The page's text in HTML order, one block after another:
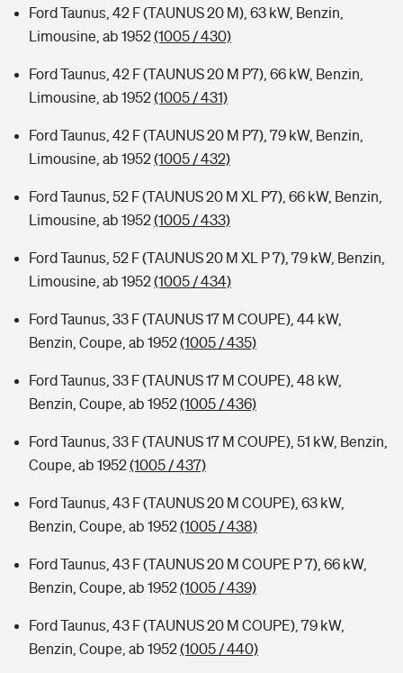
Ford Taunus, 42 F (TAUNUS 20 M), 63 kW, Benzin,
Limousine, ab 1952(1005 / 430)
Ford Taunus, 42 F (TAUNUS 20 M P7), 66 kW, Benzin,
Limousine, ab 1952(1005 / 431)
Ford Taunus, 42 F (TAUNUS 20 M P7), 79 kW, Benzin,
Limousine, ab 1952(1005 / 432)
Ford Taunus, 52 F (TAUNUS 20 M XL P7), 66 kW, Benzin,
Limousine, ab 1952(1005 / 433)
Ford Taunus, 52 F (TAUNUS 20 M XL P 7), 79 kW, Benzin,
Limousine, ab 1952(1005 / 434)
Ford Taunus, 33 F (TAUNUS 17 M COUPE), 44 kW,
Benzin, Coupe, ab 1952(1005 / 435)
Ford Taunus, 33 F (TAUNUS 17 M COUPE), 48 kW,
Benzin, Coupe, ab 1952(1005 / 436)
Ford Taunus, 33 F (TAUNUS 17 M COUPE), 51 kW, Benzin,
Coupe, ab 1952(1005 / 437)
Ford Taunus, 43 F (TAUNUS 20 M COUPE), 63 kW,
Benzin, Coupe, ab 1952(1005 / 438)
Ford Taunus, 43 F (TAUNUS 20 M COUPE P 7), 66 kW,
Benzin, Coupe, ab 1952(1005 / 439)
Ford Taunus, 43 F (TAUNUS 20 M COUPE), 79 kW,
Benzin, Coupe, ab 1952(1005 / 440)